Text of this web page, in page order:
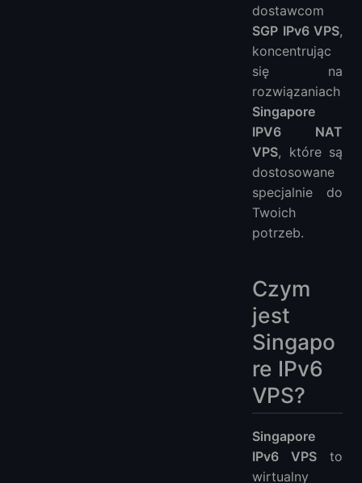
dostawcom
SGP IPv6 VPS,
koncentrując
się na
rozwiązaniach
Singapore
IPV6 NAT
VPS, które są
dostosowane
specjalnie do
Twoich
potrzeb.
Czym
jest
Singapo
re IPv6
VPS?
Singapore
IPv6 VPS to
wirtualny